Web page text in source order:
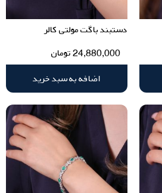
دستبند باگت مولتی کالر
24,880,000تومان
اضافه به سبد خرید